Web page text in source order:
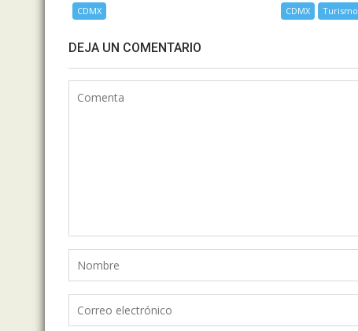
CDMX CDMX Turismo
DEJA UN COMENTARIO